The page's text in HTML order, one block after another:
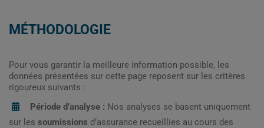
MÉTHODOLOGIE
Pour vous garantir la meilleure information possible, les
données présentées sur cette page reposent sur les critères
rigoureux suivants :
Période d’analyse : Nos analyses se basent uniquement
sur les soumissions d’assurance recueillies au cours des